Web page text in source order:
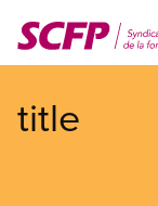
au
contenu
title